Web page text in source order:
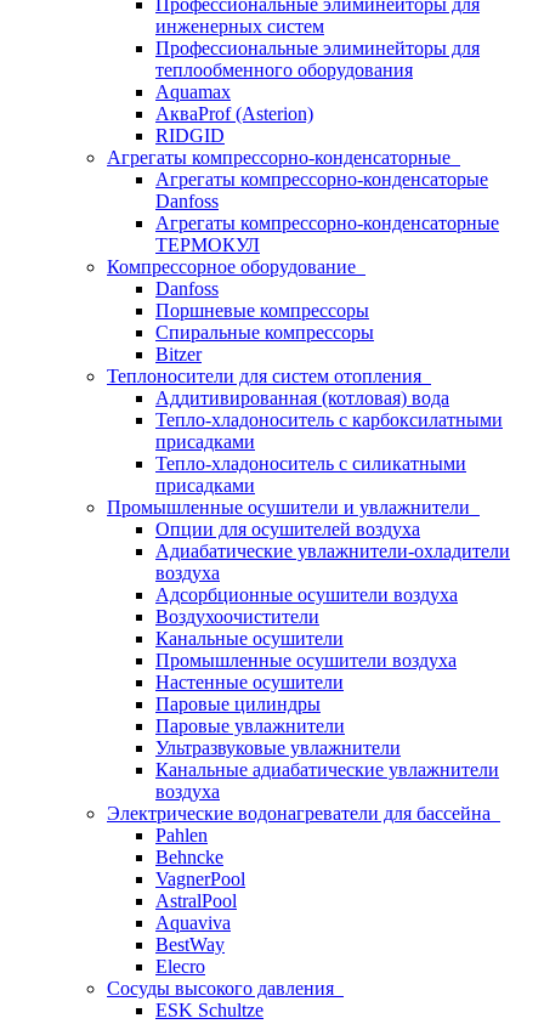
Профессиональные элиминейторы для
инженерных систем
Профессиональные элиминейторы для
теплообменного оборудования
Aquamax
АкваProf (Asterion)
RIDGID
Агрегаты компрессорно-конденсаторные
Агрегаты компрессорно-конденсаторые
Danfoss
Агрегаты компрессорно-конденсаторные
ТЕРМОКУЛ
Компрессорное оборудование
Danfoss
Поршневые компрессоры
Спиральные компрессоры
Bitzer
Теплоносители для систем отопления
Аддитивированная (котловая) вода
Тепло-хладоноситель с карбоксилатными
присадками
Тепло-хладоноситель с силикатными
присадками
Промышленные осушители и увлажнители
Опции для осушителей воздуха
Адиабатические увлажнители-охладители
воздуха
Адсорбционные осушители воздуха
Воздухоочистители
Канальные осушители
Промышленные осушители воздуха
Настенные осушители
Паровые цилиндры
Паровые увлажнители
Ультразвуковые увлажнители
Канальные адиабатические увлажнители
воздуха
Электрические водонагреватели для бассейна
Pahlen
Behncke
VagnerPool
AstralPool
Aquaviva
BestWay
Elecro
Сосуды высокого давления
ESK Schultze